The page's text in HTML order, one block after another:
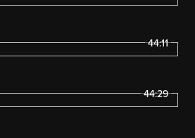
44:11
44:29